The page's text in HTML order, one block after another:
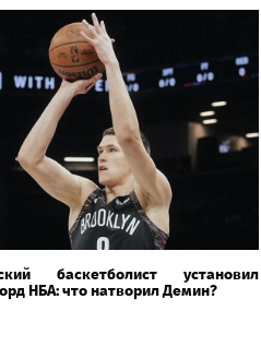
баскетболист установил
НБА: что натворил Демин?